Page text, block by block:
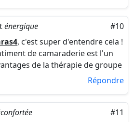
énergique
#10
, c'est super d'entendre cela !
de camaraderie est l'un
de la thérapie de groupe
Répondre
#11